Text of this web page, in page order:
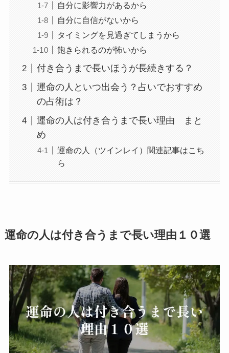
自分に影響力があるから
自分に自信がないから
タイミングを見過ぎてしまうから
飽きられるのが怖いから
付き合うまで長いほうが長続きする？
運命の人といつ出会う？占いでおすすめ
の占術は？
運命の人は付き合うまで長い理由 まと
め
運命の人（ツインレイ）関連記事はこち
ら
運命の人は付き合うまで長い理由１０選